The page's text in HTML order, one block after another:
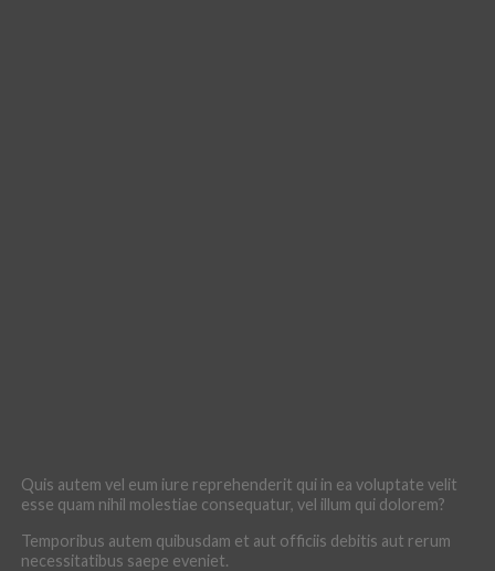
Quis autem vel eum iure reprehenderit qui in ea voluptate velit
esse quam nihil molestiae consequatur, vel illum qui dolorem?
Temporibus autem quibusdam et aut officiis debitis aut rerum
necessitatibus saepe eveniet.